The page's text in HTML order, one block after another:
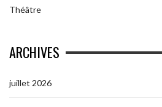
Théâtre
ARCHIVES
juillet 2026